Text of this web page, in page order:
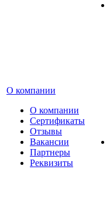
О компании
О компании
Сертификаты
Отзывы
Вакансии
Партнеры
Реквизиты